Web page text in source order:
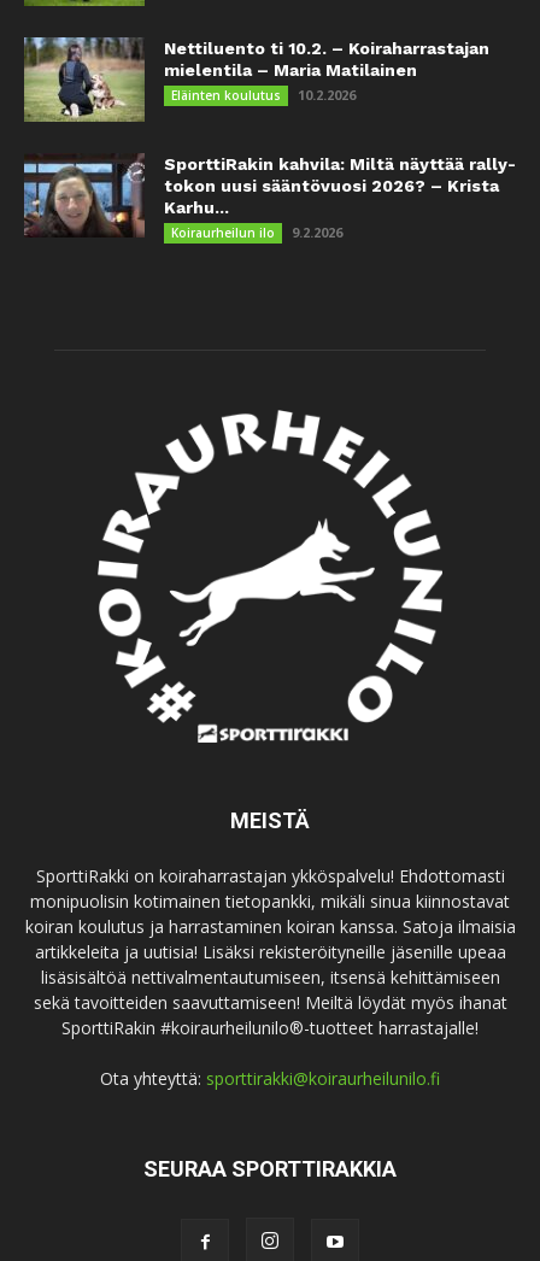
Nettiluento ti 10.2. – Koiraharrastajan
mielentila – Maria Matilainen
Eläinten koulutus 10.2.2026
SporttiRakin kahvila: Miltä näyttää rally-
tokon uusi sääntövuosi 2026? – Krista
Karhu...
Koiraurheilun ilo 9.2.2026
MEISTÄ
SporttiRakki on koiraharrastajan ykköspalvelu! Ehdottomasti
monipuolisin kotimainen tietopankki, mikäli sinua kiinnostavat
koiran koulutus ja harrastaminen koiran kanssa. Satoja ilmaisia
artikkeleita ja uutisia! Lisäksi rekisteröityneille jäsenille upeaa
lisäsisältöä nettivalmentautumiseen, itsensä kehittämiseen
sekä tavoitteiden saavuttamiseen! Meiltä löydät myös ihanat
SporttiRakin #koiraurheilunilo®-tuotteet harrastajalle!
Ota yhteyttä: sporttirakki@koiraurheilunilo.fi
SEURAA SPORTTIRAKKIA